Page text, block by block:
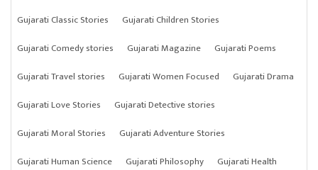
Gujarati Classic Stories
Gujarati Children Stories
Gujarati Comedy stories
Gujarati Magazine
Gujarati Poems
Gujarati Travel stories
Gujarati Women Focused
Gujarati Drama
Gujarati Love Stories
Gujarati Detective stories
Gujarati Moral Stories
Gujarati Adventure Stories
Gujarati Human Science
Gujarati Philosophy
Gujarati Health